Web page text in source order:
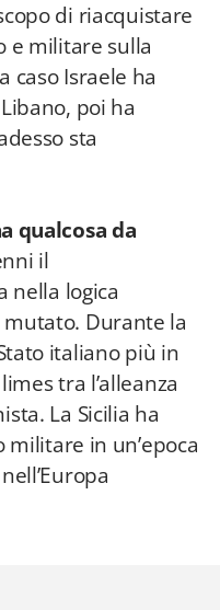
di riacquistare
e militare sulla
caso Israele ha
poi ha
sta
qualcosa da
il
nella logica
Durante la
italiano più in
tra l’alleanza
La Sicilia ha
in un’epoca